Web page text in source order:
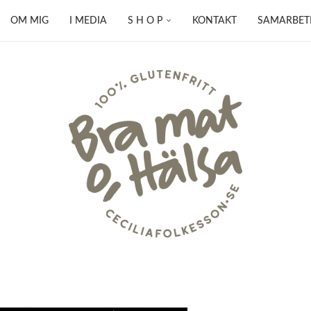
OM MIG I MEDIA S H O P KONTAKT